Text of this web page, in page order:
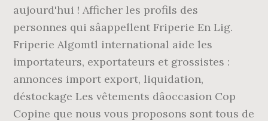
aujourd'hui ! Afficher les profils des
personnes qui sâappellent Friperie En Lig.
Friperie Algomtl international aide les
importateurs, exportateurs et grossistes :
annonces import export, liquidation,
déstockage Les vêtements dâoccasion Cop
Copine que nous vous proposons sont tous de